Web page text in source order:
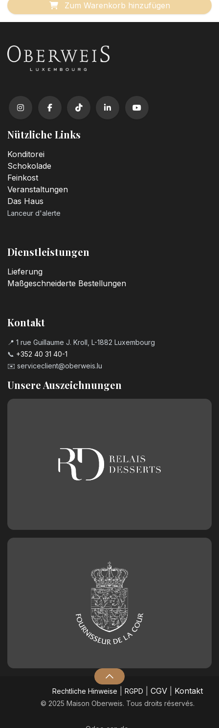
Zum Warenkorb hinzufügen
Nützliche Links
Konditorei
Schokolade
Feinkost
Veranstaltungen
Das Haus
Lanceur d'alerte
Dienstleistungen
Lieferung
Maßgeschneiderte Bestellungen
Kontakt
📍 1 rue Guillaume J. Kroll, L-1882 Luxembourg
📞 +352 40 31 40-1
✉️ serviceclient@oberweis.lu
Unsere Auszeichnungen
​Rechtliche Hinweise RGPD CGV| Kontakt
© 2025 Maison Oberweis. Tous droits réservés.